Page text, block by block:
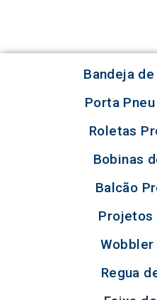
Bandeja
Porta
Roletas
Bobinas
Balcão
Projetos
Regua